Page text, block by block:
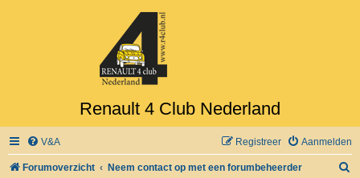
Renault 4 Club Nederland
V&A Aanmelden
Registreer
Forumoverzicht Neem contact op met een forumbeheerder